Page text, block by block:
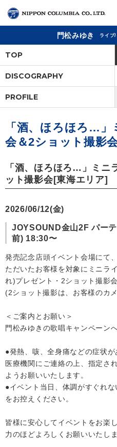
閉
アーティスト
ジャンル
ランキング
会社情報
サイトマップ
お問い合わせ
門松みゆき ライブ
TOP
DISCOGRAPHY
PROFILE
「酒、ほろほろ…
会＆2ショット撮影
「酒、ほろほろ…」ミニ
ット撮影会[東海エリア]
2026/06/12(金)
JOYSOUND金山2F パー
前) 18:30〜
発売記念店頭イベント会場にて
ただいたお客様を対象にミニラ
れ)プレゼント・2ショット撮影
(2ショット撮影は、お客様のカ
＜ご案内とお願い＞
門松みゆきの歌唱キャンペーン
●発熱、咳、全身痛などの症状
医療機関にご連絡の上、指定さ
ようお願いいたします。
●イベント当日、体調がすぐれ
をお控えください。
皆様に安心してイベントをお楽
力のほどよろしくお願いいたしま